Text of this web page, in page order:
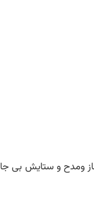
ناز ومدح و ستایش بی